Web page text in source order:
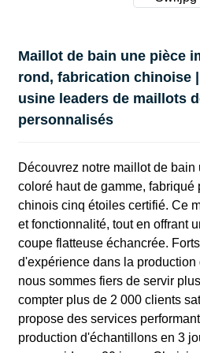
Maillot de bain une pièce
rond, fabrication chinoise
usine leaders de maillots
personnalisés
Découvrez notre maillot de
coloré haut de gamme, fabriqué
chinois cinq étoiles certifié. Ce
et fonctionnalité, tout en offrant
coupe flatteuse échancrée.
d'expérience dans la production
nous sommes fiers de servir
compter plus de 2 000 clients
propose des services
production d'échantillons en 3